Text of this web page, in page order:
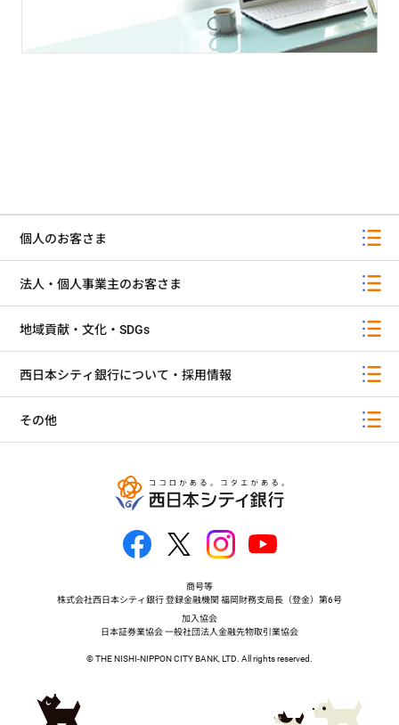
個人のお客さま
法人・個人事業主のお客さま
地域貢献・文化・SDGs
西日本シティ銀行について・採用情報
その他
商号等
株式会社西日本シティ銀行 登録金融機関 福岡財務支局長（登金）第6号
加入協会
日本証券業協会 一般社団法人金融先物取引業協会
© THE NISHI-NIPPON CITY BANK, LTD. All rights reserved.